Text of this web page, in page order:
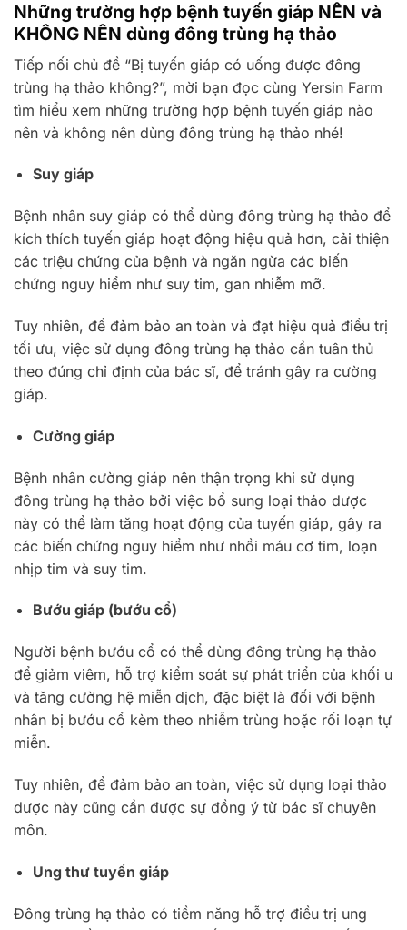
Những trường hợp bệnh tuyến giáp NÊN và
KHÔNG NÊN dùng đông trùng hạ thảo
Tiếp nối chủ đề “Bị tuyến giáp có uống được đông
trùng hạ thảo không?”, mời bạn đọc cùng Yersin Farm
tìm hiểu xem những trường hợp bệnh tuyến giáp nào
nên và không nên dùng đông trùng hạ thảo nhé!
Suy giáp
Bệnh nhân suy giáp có thể dùng đông trùng hạ thảo để
kích thích tuyến giáp hoạt động hiệu quả hơn, cải thiện
các triệu chứng của bệnh và ngăn ngừa các biến
chứng nguy hiểm như suy tim, gan nhiễm mỡ.
Tuy nhiên, để đảm bảo an toàn và đạt hiệu quả điều trị
tối ưu, việc sử dụng đông trùng hạ thảo cần tuân thủ
theo đúng chỉ định của bác sĩ, để tránh gây ra cường
giáp.
Cường giáp
Bệnh nhân cường giáp nên thận trọng khi sử dụng
đông trùng hạ thảo bởi việc bổ sung loại thảo dược
này có thể làm tăng hoạt động của tuyến giáp, gây ra
các biến chứng nguy hiểm như nhồi máu cơ tim, loạn
nhịp tim và suy tim.
Bướu giáp (bướu cổ)
Người bệnh bướu cổ có thể dùng đông trùng hạ thảo
để giảm viêm, hỗ trợ kiểm soát sự phát triển của khối u
và tăng cường hệ miễn dịch, đặc biệt là đối với bệnh
nhân bị bướu cổ kèm theo nhiễm trùng hoặc rối loạn tự
miễn.
Tuy nhiên, để đảm bảo an toàn, việc sử dụng loại thảo
dược này cũng cần được sự đồng ý từ bác sĩ chuyên
môn.
Ung thư tuyến giáp
Đông trùng hạ thảo có tiềm năng hỗ trợ điều trị ung